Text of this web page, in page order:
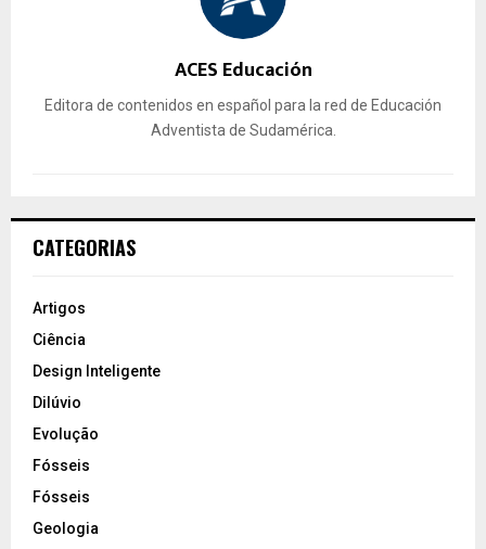
ACES Educación
Editora de contenidos en español para la red de Educación
Adventista de Sudamérica.
CATEGORIAS
Artigos
Ciência
Design Inteligente
Dilúvio
Evolução
Fósseis
Fósseis
Geologia